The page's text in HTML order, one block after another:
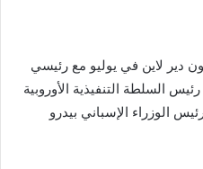
دير لاين في يوليو مع رئيسي
السلطة التنفيذية الأوروبية
الوزراء الإسباني بيدرو